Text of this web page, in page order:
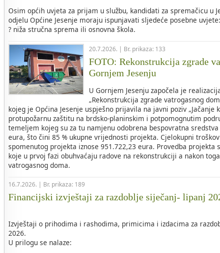
Osim općih uvjeta za prijam u službu, kandidati za spremačicu u
odjelu Općine Jesenje moraju ispunjavati sljedeće posebne uvjete:
? niža stručna sprema ili osnovna škola.
20.7.2026. | Br. prikaza: 133
FOTO: Rekonstrukcija zgrade
Gornjem Jesenju
U Gornjem Jesenju započela je
„Rekonstrukcija zgrade vatrogasnog
kojeg je Općina Jesenje uspješno prijavila na javni poziv „Jačanje
protupožarnu zaštitu na brdsko-planinskim i potpomognutim
temeljem kojeg su za tu namjenu odobrena bespovratna
eura, što čini 85 % ukupne vrijednosti projekta. Cjelokupni
spomenutog projekta iznose 951.722,23 eura. Provedba projekta
koje u prvoj fazi obuhvaćaju radove na rekonstrukciji a nakon
vatrogasnog doma.
16.7.2026. | Br. prikaza: 189
Financijski izvještaji za razdoblje siječanj- lipanj
Izvještaji o prihodima i rashodima, primicima i izdacima za
2026.
U prilogu se nalaze: